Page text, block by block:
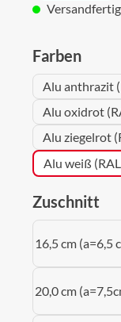
Versandfertig
Farben
Alu anthrazit
Alu oxidrot
Alu ziegelrot
Alu weiß
Zuschnitt
16,5 cm (a=6,5
20,0 cm